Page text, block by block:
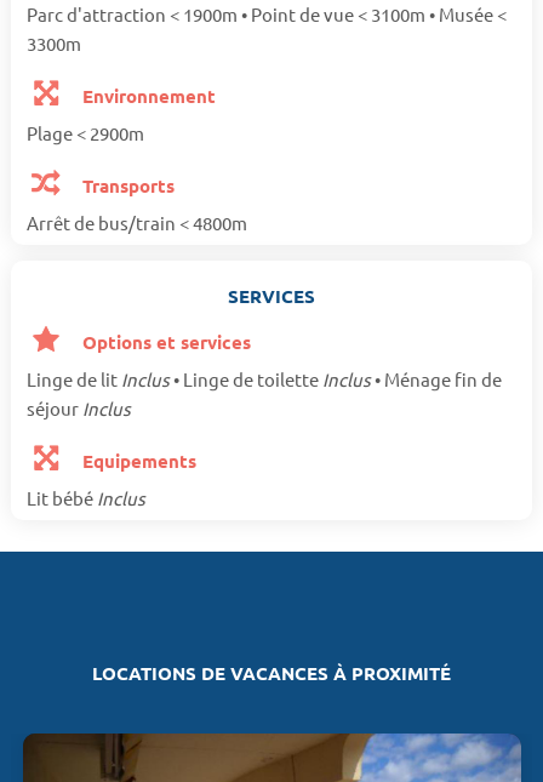
Parc d'attraction < 1900m • Point de vue < 3100m • Musée <
3300m
Environnement
Plage < 2900m
Transports
Arrêt de bus/train < 4800m
SERVICES
Options et services
Linge de lit Inclus• Linge de toilette Inclus• Ménage fin de
séjour Inclus
Equipements
Lit bébé Inclus
LOCATIONS DE VACANCES À PROXIMITÉ